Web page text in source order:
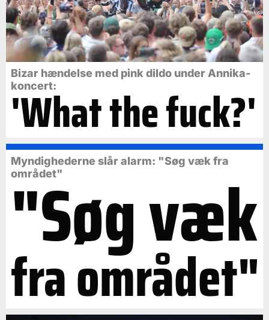
Bizar hændelse med pink dildo under Annika-
koncert:
'What the fuck?'
Myndighederne slår alarm: "Søg væk fra
området"
"Søg væk
fra området"